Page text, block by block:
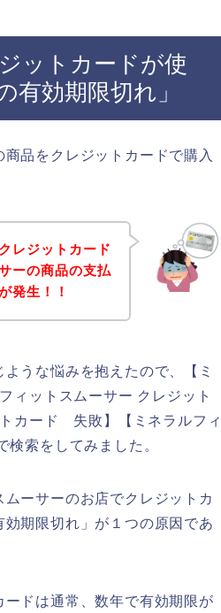
ットカードが使
効期限切れ」
品をクレジットカードで購入
レジットカード
ーの商品の支払
発生！！
うな悩みを抱えたので、【ミ
ィットスムーサー クレジット
カード 失敗】【ミネラルフィ
索をしてみました。
ーサーのお店でクレジットカ
期限切れ」が１つの原因であ
ドは通常、数年で有効期限が